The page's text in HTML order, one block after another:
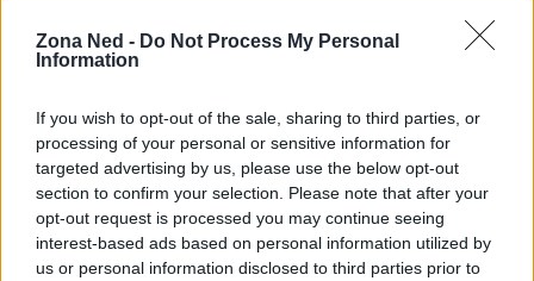
Zona Ned - Do Not Process My Personal
Information
If you wish to opt-out of the sale, sharing to third parties, or
processing of your personal or sensitive information for
targeted advertising by us, please use the below opt-out
section to confirm your selection. Please note that after your
opt-out request is processed you may continue seeing
interest-based ads based on personal information utilized by
us or personal information disclosed to third parties prior to
Staff